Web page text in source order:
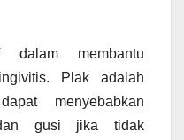
dalam membantu
Plak adalah
menyebabkan
gusi jika tidak